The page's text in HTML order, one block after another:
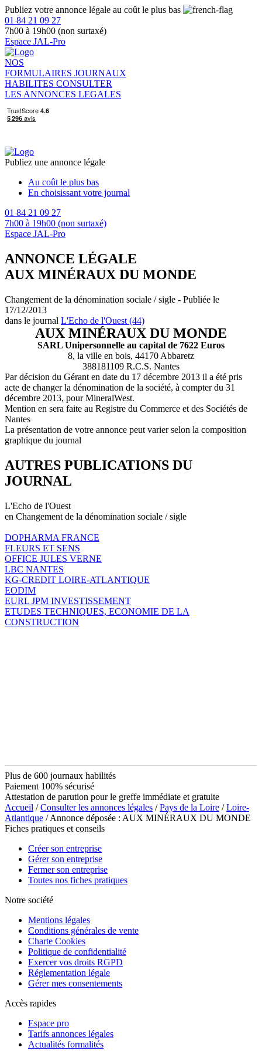
Publiez votre annonce légale au coût le plus bas
01 84 21 09 27
7h00 à 19h00 (non surtaxé)
Espace JAL-Pro
NOS
FORMULAIRES JOURNAUX
HABILITES CONSULTER
LES ANNONCES LEGALES
Publiez une annonce légale
Au coût le plus bas
En choisissant votre journal
01 84 21 09 27
7h00 à 19h00 (non surtaxé)
Espace JAL-Pro
ANNONCE LÉGALE
AUX MINÉRAUX DU MONDE
Changement de la dénomination sociale / sigle - Publiée le
17/12/2013
dans le journal L'Echo de l'Ouest (44)
AUX MINÉRAUX DU MONDE
SARL Unipersonnelle au capital de 7622 Euros
8, la ville en bois, 44170 Abbaretz
388181109 R.C.S. Nantes
Par décision du Gérant en date du 17 décembre 2013 il a été pris
acte de changer la dénomination de la société, à compter du 31
décembre 2013, pour MineralWest.
Mention en sera faite au Registre du Commerce et des Sociétés de
Nantes
La présentation de votre annonce peut varier selon la composition
graphique du journal
AUTRES PUBLICATIONS DU
JOURNAL
L'Echo de l'Ouest
en Changement de la dénomination sociale / sigle
DOPHARMA FRANCE
FLEURS ET SENS
OFFICE JULES VERNE
LBC NANTES
KG-CREDIT LOIRE-ATLANTIQUE
EODIM
EURL JPM INVESTISSEMENT
ETUDES TECHNIQUES, ECONOMIE DE LA
CONSTRUCTION
Plus de 600 journaux habilités
Paiement 100% sécurisé
Attestation de parution pour le greffe immédiate et gratuite
Accueil /Consulter les annonces légales /Pays de la Loire /Loire-
Atlantique / Annonce déposée : AUX MINÉRAUX DU MONDE
Fiches pratiques et conseils
Créer son entreprise
Gérer son entreprise
Fermer son entreprise
Toutes nos fiches pratiques
Notre société
Mentions légales
Conditions générales de vente
Charte Cookies
Politique de confidentialité
Exercer vos droits RGPD
Réglementation légale
Gérer mes consentements
Accès rapides
Espace pro
Tarifs annonces légales
Actualités formalités